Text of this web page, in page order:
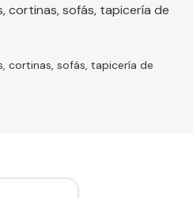
cortinas, sofás, tapicería de
cortinas, sofás, tapicería de